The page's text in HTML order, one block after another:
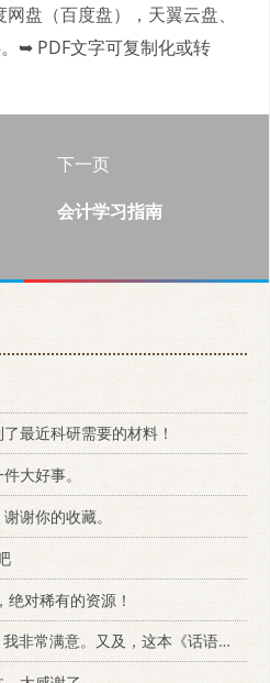
盘（百度盘），天翼云盘、
➥ PDF文字可复制化或转
下一页
会计学习指南
最近科研需要的材料！
大好事。
谢你的收藏。
绝对稀有的资源！
常满意。又及，这本《话语的真相》...